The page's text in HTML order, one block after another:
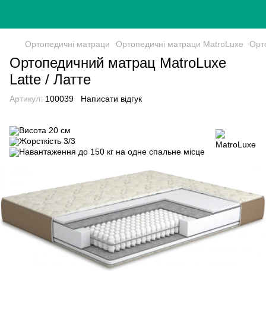
Ортопедичні матраци Ортопедичні матраци MatroLuxe
Ортопедичний матрац MatroLuxe
Latte / Латте
Артикул: 100039 Написати відгук